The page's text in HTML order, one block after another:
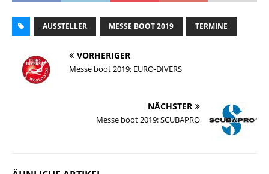
AUSSTELLER MESSE BOOT 2019 TERMINE
VORHERIGER
Messe boot 2019: EURO-DIVERS
NÄCHSTER
Messe boot 2019: SCUBAPRO